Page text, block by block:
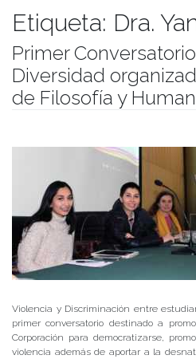
Etiqueta: Dra.
Primer
Diversidad
de Filosofía y
Violencia y Discriminación entre
primer conversatorio destinado a
Corporación para democratizarse,
violencia además de aportar a la